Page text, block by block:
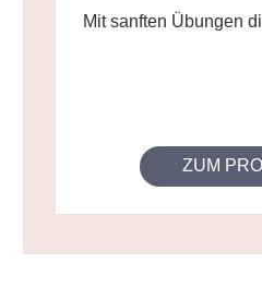
Mit sanften Übungen
ZUM